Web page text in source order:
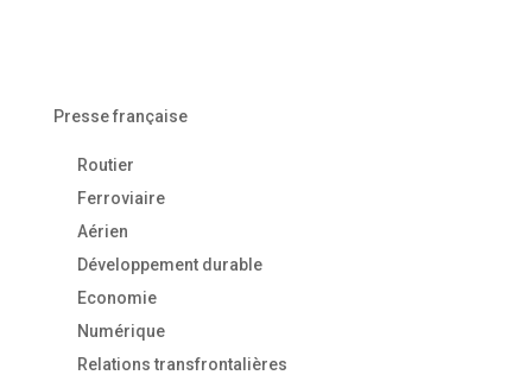
Presse française
Routier
Ferroviaire
Aérien
Développement durable
Economie
Numérique
Relations transfrontalières